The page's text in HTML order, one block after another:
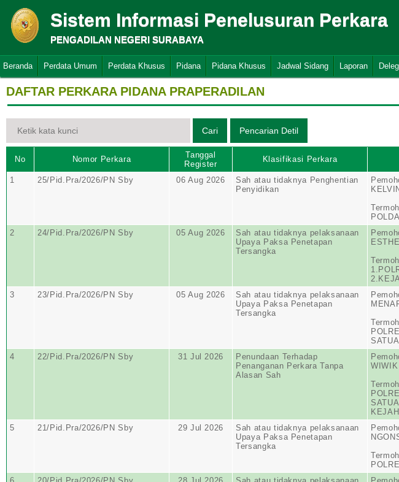
Sistem Informasi Penelusuran Perkara
PENGADILAN NEGERI SURABAYA
Beranda Perdata Umum Perdata Khusus Pidana Pidana Khusus Jadwal Sidang Laporan
DAFTAR PERKARA PIDANA PRAPERADILAN
No Nomor Perkara
Tanggal
Register
Klasifikasi Perkara
1 25/Pid.Pra/2026/PN Sby 06 Aug 2026
Sah atau tidaknya Penghentian
Penyidikan
2 24/Pid.Pra/2026/PN Sby 05 Aug 2026
Sah atau tidaknya pelaksanaan
Upaya Paksa Penetapan
Tersangka
3 23/Pid.Pra/2026/PN Sby 05 Aug 2026
Sah atau tidaknya pelaksanaan
Upaya Paksa Penetapan
Tersangka
4 22/Pid.Pra/2026/PN Sby 31 Jul 2026
Penundaan Terhadap
Penanganan Perkara Tanpa
Alasan Sah
5 21/Pid.Pra/2026/PN Sby 29 Jul 2026
Sah atau tidaknya pelaksanaan
Upaya Paksa Penetapan
Tersangka